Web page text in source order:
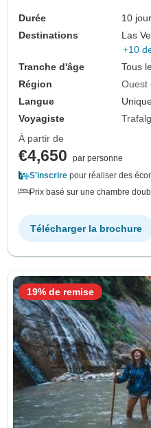
Durée
10
Destinations
Las
+10
Tranche d'âge
Tous
Région
Ouest
Langue
Voyagiste
À partir de
€4,650
par personne
S'inscrire pour réaliser des
Prix basé sur une chambre
Télécharger la brochure
19% de remise